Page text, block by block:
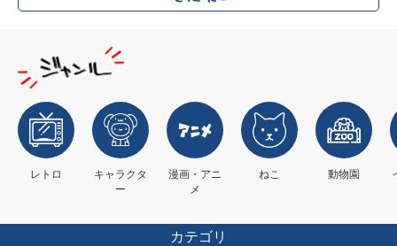
レトロ
キャラクタ
ー
漫画・アニ
メ
ねこ 動物園
カテゴリ